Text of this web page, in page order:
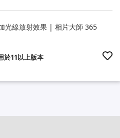
光線放射效果 | 相片大師 365
於11以上版本